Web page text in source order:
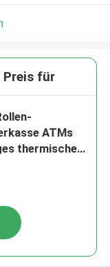
Preis für
ATMs
thermisches